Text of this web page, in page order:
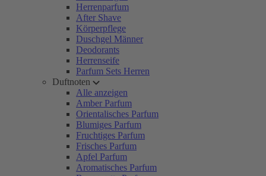
Herrenparfum
After Shave
Körperpflege
Duschgel Männer
Deodorants
Herrenseife
Parfum Sets Herren
Duftnoten
Alle anzeigen
Amber Parfum
Orientalisches Parfum
Blumiges Parfum
Fruchtiges Parfum
Frisches Parfum
Apfel Parfum
Aromatisches Parfum